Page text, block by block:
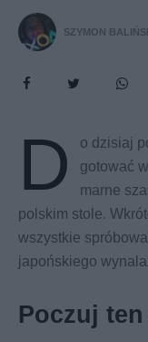
SZYMON
D
o dzisiaj
gotować
marne
polskim stole.
wszystkie
japońskiego
Poczuj